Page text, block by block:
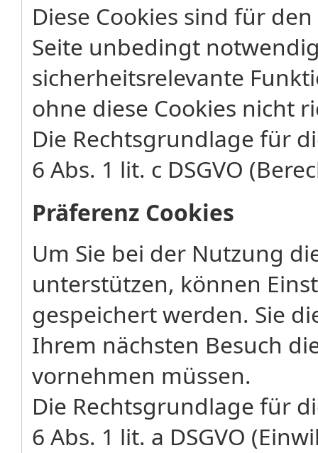
Diese Cookies sind für
Seite unbedingt
sicherheitsrelevante
ohne diese Cookies nicht
Die Rechtsgrundlage für
6 Abs. 1 lit. c DSGVO
Präferenz Cookies
Um Sie bei der Nutzung
unterstützen, können
gespeichert werden. Sie
Ihrem nächsten Besuch
vornehmen müssen.
Die Rechtsgrundlage für
6 Abs. 1 lit. a DSGVO